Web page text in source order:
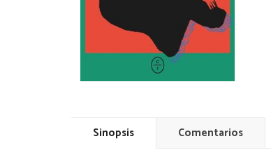
Sinopsis Comentarios